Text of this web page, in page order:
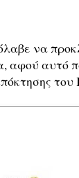
να
αφού αυτό